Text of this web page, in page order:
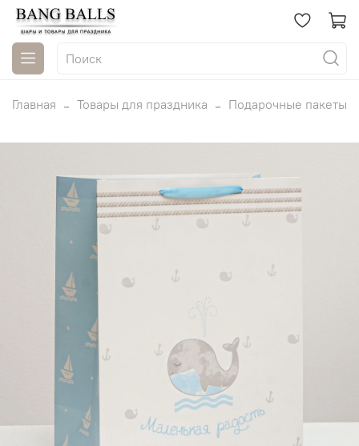
Главная Товары для праздника Подарочные пакеты